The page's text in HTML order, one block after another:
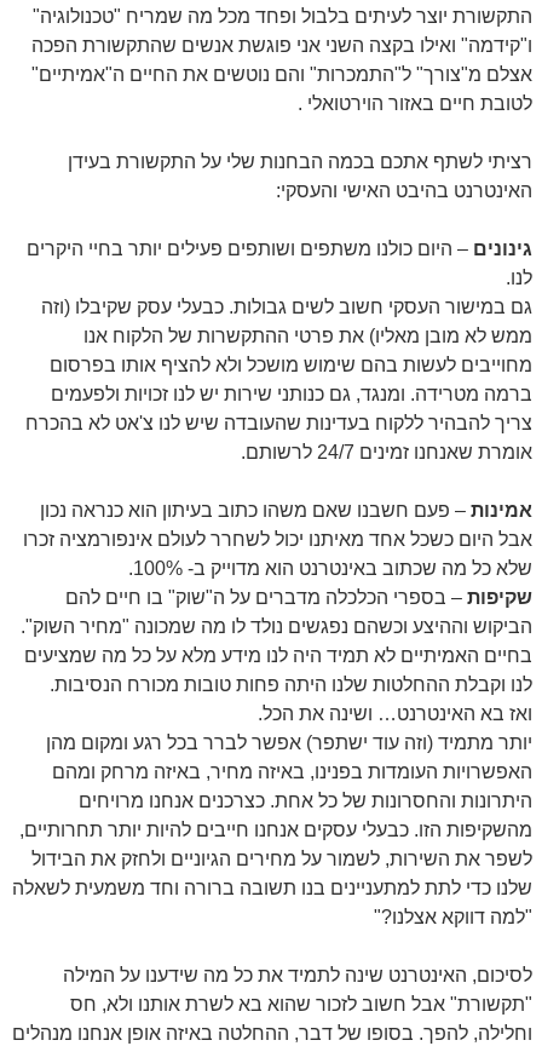
התקשורת יוצר לעיתים בלבול ופחד מכל מה שמריח "טכנולוגיה"
ו"קידמה" ואילו בקצה השני אני פוגשת אנשים שהתקשורת הפכה
אצלם מ"צורך" ל"התמכרות" והם נוטשים את החיים ה"אמיתיים"
לטובת חיים באזור הוירטואלי .
רציתי לשתף אתכם בכמה הבחנות שלי על התקשורת בעידן
האינטרנט בהיבט האישי והעסקי:
גינונים – היום כולנו משתפים ושותפים פעילים יותר בחיי היקרים
לנו.
גם במישור העסקי חשוב לשים גבולות. כבעלי עסק שקיבלו (וזה
ממש לא מובן מאליו) את פרטי ההתקשרות של הלקוח אנו
מחוייבים לעשות בהם שימוש מושכל ולא להציף אותו בפרסום
ברמה מטרידה. ומנגד, גם כנותני שירות יש לנו זכויות ולפעמים
צריך להבהיר ללקוח בעדינות שהעובדה שיש לנו צ'אט לא בהכרח
אומרת שאנחנו זמינים 24/7 לרשותם.
אמינות – פעם חשבנו שאם משהו כתוב בעיתון הוא כנראה נכון
אבל היום כשכל אחד מאיתנו יכול לשחרר לעולם אינפורמציה זכרו
שלא כל מה שכתוב באינטרנט הוא מדוייק ב- 100%.
שקיפות – בספרי הכלכלה מדברים על ה"שוק" בו חיים להם
הביקוש וההיצע וכשהם נפגשים נולד לו מה שמכונה "מחיר השוק".
בחיים האמיתיים לא תמיד היה לנו מידע מלא על כל מה שמציעים
לנו וקבלת ההחלטות שלנו היתה פחות טובות מכורח הנסיבות.
ואז בא האינטרנט… ושינה את הכל.
יותר מתמיד (וזה עוד ישתפר) אפשר לברר בכל רגע ומקום מהן
האפשרויות העומדות בפנינו, באיזה מחיר, באיזה מרחק ומהם
היתרונות והחסרונות של כל אחת. כצרכנים אנחנו מרויחים
מהשקיפות הזו. כבעלי עסקים אנחנו חייבים להיות יותר תחרותיים,
לשפר את השירות, לשמור על מחירים הגיוניים ולחזק את הבידול
שלנו כדי לתת למתעניינים בנו תשובה ברורה וחד משמעית לשאלה
"למה דווקא אצלנו?"
לסיכום, האינטרנט שינה לתמיד את כל מה שידענו על המילה
"תקשורת" אבל חשוב לזכור שהוא בא לשרת אותנו ולא, חס
וחלילה, להפך. בסופו של דבר, ההחלטה באיזה אופן אנחנו מנהלים